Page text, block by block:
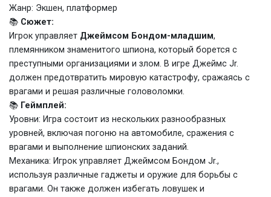
Жанр: Экшен, платформер
📚 Сюжет:
Игрок управляет Джеймсом Бондом-младшим,
племянником знаменитого шпиона, который борется с
преступными организациями и злом. В игре Джеймс Jr.
должен предотвратить мировую катастрофу, сражаясь с
врагами и решая различные головоломки.
📚 Геймплей:
Уровни: Игра состоит из нескольких разнообразных
уровней, включая погоню на автомобиле, сражения с
врагами и выполнение шпионских заданий.
Механика: Игрок управляет Джеймсом Бондом Jr.,
используя различные гаджеты и оружие для борьбы с
врагами. Он также должен избегать ловушек и